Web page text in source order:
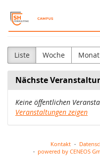
Haupt-
Inhalt
SH
Consulting
Campus
Liste Woche Monat
Nächste
Keine öffentlichen
Veranstaltungen zeigen
Kontakt
powered by CENEOS